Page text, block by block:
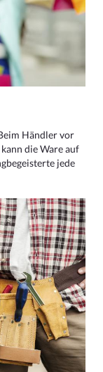
Händler vor
die Ware auf
jede